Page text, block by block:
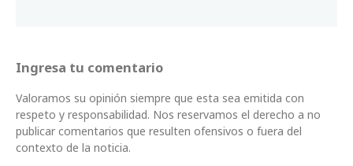
Ingresa tu comentario
Valoramos su opinión siempre que esta sea emitida con
respeto y responsabilidad. Nos reservamos el derecho a no
publicar comentarios que resulten ofensivos o fuera del
contexto de la noticia.